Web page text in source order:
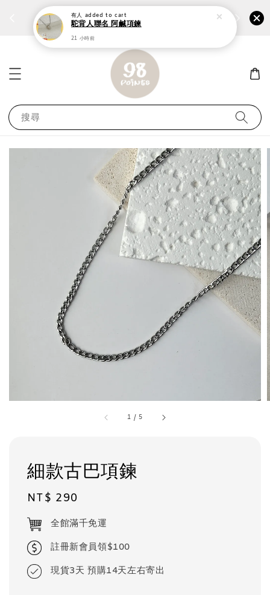
個性鋼戒任兩件1300⚡ 加
搜尋
1 /5
細款古巴項鍊
Regular
price
NT$ 290
全館滿千免運
註冊新會員領$100
現貨3天 預購14天左右寄出
有人 added to cart
駝背人聯名 阿鹹項鍊
21 小時前